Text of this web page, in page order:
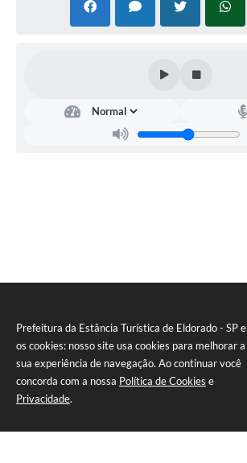
Prefeitura da Estância Turística de Eldorado - SP e
os cookies: nosso site usa cookies para melhorar a
sua experiência de navegação. Ao continuar você
concorda com a nossa Política de Cookies e
Privacidade.